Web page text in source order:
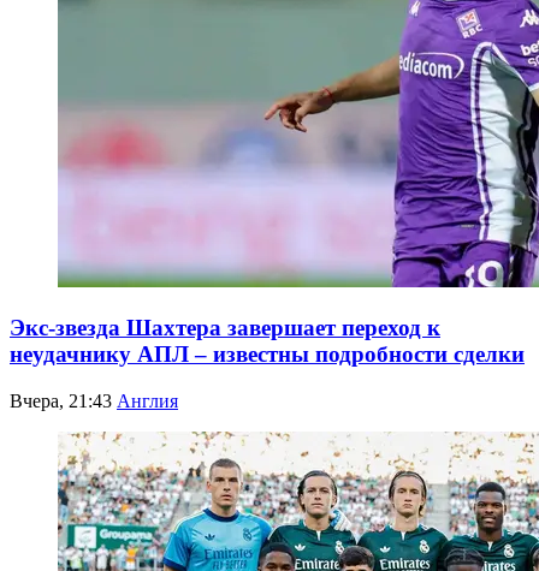
Экс-звезда Шахтера завершает переход к
неудачнику АПЛ – известны подробности сделки
Вчера, 21:43 Англия